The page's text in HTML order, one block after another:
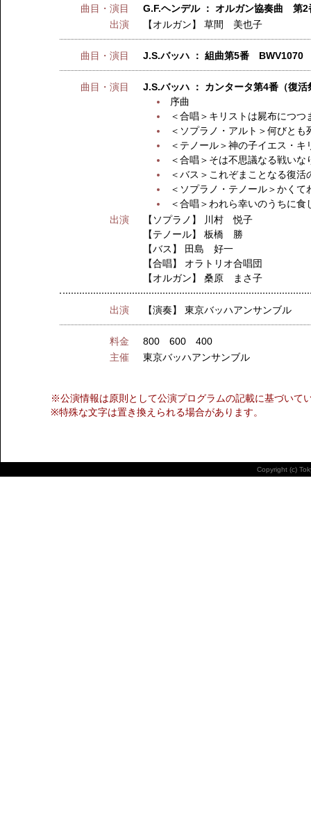
曲目・演目
G.F.ヘンデル ： オルガン協奏曲
出演
【オルガン】草間 美也子
曲目・演目 J.S.バッハ ： 組曲第5番 BWV1070
曲目・演目
J.S.バッハ ： カンタータ第4番（復
序曲
＜合唱＞キリストは屍布につ
＜ソプラノ・アルト＞何びと
＜テノール＞神の子イエス・
＜合唱＞そは不思議なる戦いな
＜バス＞これぞまことなる復活
＜ソプラノ・テノール＞かく
＜合唱＞われら幸いのうちに食
出演
【ソプラノ】
川村 悦子
【テノール】板橋 勝
【バス】
田島 好一
【合唱】 オラトリオ合唱団
【オルガン】桑原 まさ子
出演 【演奏】東京バッハアンサンブル
料金
800 600 400
主催
東京バッハアンサンブル
※公演情報は原則として公演プログラムの記載に基づいて
※特殊な文字は置き換えられる場合があります。
Copyright (c)